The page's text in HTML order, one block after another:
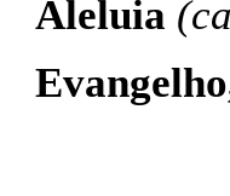
Aleluia